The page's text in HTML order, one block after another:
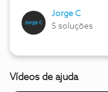
Jorge C
5 soluções
Vídeos de ajuda